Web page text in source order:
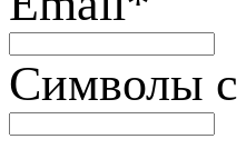
Символы с